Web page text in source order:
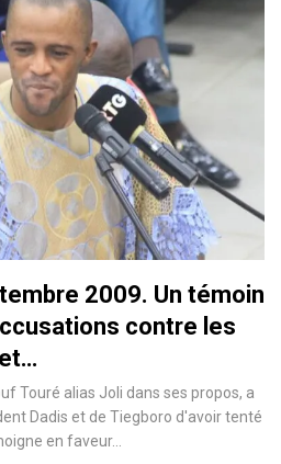
2009. Un témoin
contre les
Touré alias Joli dans ses propos, a
Dadis et de Tiegboro d'avoir tenté
en faveur…